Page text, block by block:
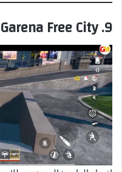
9. Garena Free City